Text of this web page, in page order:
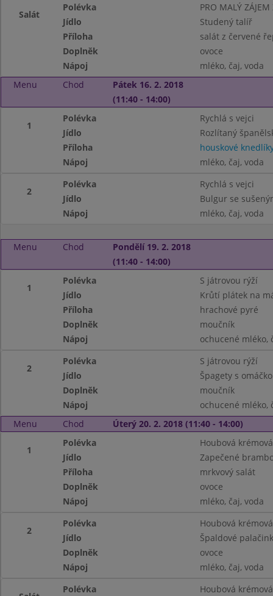
Salát
Polévka
PRO MALÝ
Jídlo
Studený talíř
Příloha
salát z červené
Doplněk
ovoce
Nápoj
mléko, čaj, voda
Menu
Chod
Pátek 16. 2. 2018
(11:40 - 14:00)
1
Polévka
Rychlá s vejci
Jídlo
Rozlítaný
Příloha
houskové
Nápoj
mléko, čaj, voda
2
Polévka
Rychlá s vejci
Jídlo
Bulgur se
Nápoj
mléko, čaj, voda
Menu Chod
Pondělí 19. 2. 2018
(11:40 - 14:00)
1
Polévka
S játrovou rýží
Jídlo
Krůtí plátek na
Příloha
hrachové pyré
Doplněk
moučník
Nápoj
ochucené mléko,
2
Polévka
S játrovou rýží
Jídlo
Špagety s
Doplněk
moučník
Nápoj
ochucené mléko,
Menu
Chod Úterý 20. 2. 2018 (11:40 - 14:00)
1
Polévka
Houbová
Jídlo
Zapečené
Příloha
mrkvový salát
Doplněk
ovoce
Nápoj
mléko, čaj, voda
2
Polévka
Houbová
Jídlo
Špaldové
Doplněk
ovoce
Nápoj
mléko, čaj, voda
Polévka Houbová